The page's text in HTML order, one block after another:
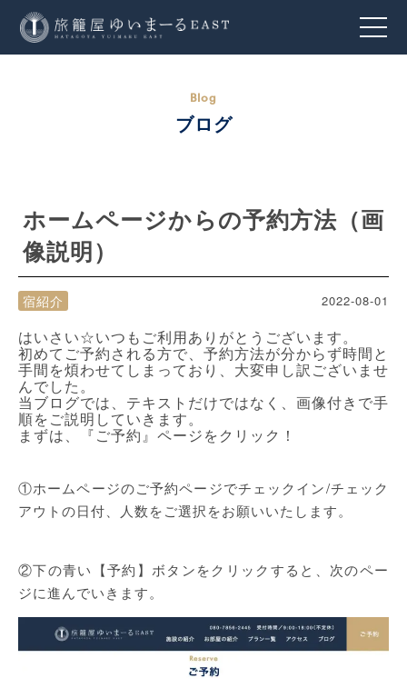
ブログ
ホームページからの予約方法（画
像説明）
宿紹介 2022-08-01
はいさい☆いつもご利用ありがとうございます。
初めてご予約される方で、予約方法が分からず時間と
手間を煩わせてしまっており、大変申し訳ございませ
んでした。
当ブログでは、テキストだけではなく、画像付きで手
順をご説明していきます。
まずは、『ご予約』ページをクリック！
①ホームページのご予約ページでチェックイン/チェック
アウトの日付、人数をご選択をお願いいたします。
②下の青い【予約】ボタンをクリックすると、次のペー
ジに進んでいきます。